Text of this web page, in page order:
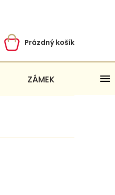
Nákupní
košík
Prázdný košík
ZÁMEK